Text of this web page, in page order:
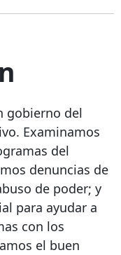
gobierno del
Examinamos
del
denuncias de
de poder; y
para ayudar a
con los
el buen